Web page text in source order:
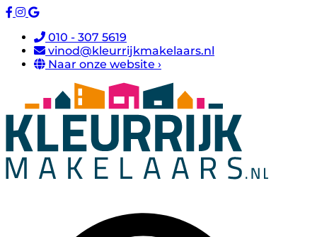
010 - 307 5619
vinod@kleurrijkmakelaars.nl
Naar onze website ›